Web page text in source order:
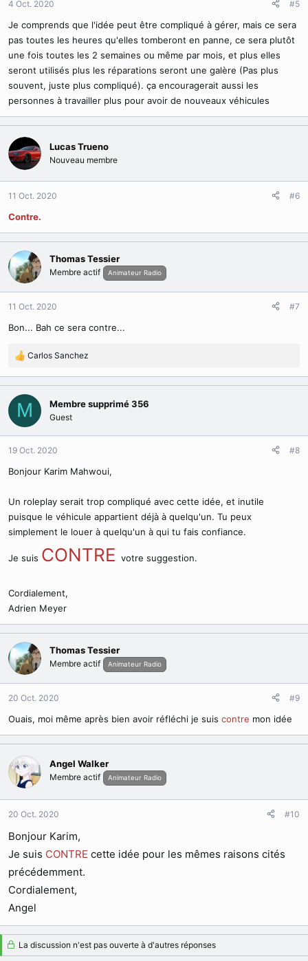
4 Oct. 2020 #5
Je comprends que l'idée peut être compliqué à gérer, mais ce sera
pas toutes les heures qu'elles tomberont en panne, ce sera plutôt
une fois toutes les 2 semaines ou même par mois, et plus elles
seront utilisés plus les réparations seront une galère (Pas plus
souvent, juste plus compliqué). ça encouragerait aussi les
personnes à travailler plus pour avoir de nouveaux véhicules
Lucas Trueno
Nouveau membre
11 Oct. 2020 #6
Contre.
Thomas Tessier
Membre actif Animateur Radio
11 Oct. 2020 #7
Bon... Bah ce sera contre...
R
a
c
i
o
n
:
Carlos Sanchez
M Membre supprimé 356
Guest
19 Oct. 2020 #8
Bonjour Karim Mahwoui,
Un roleplay serait trop compliqué avec cette idée, et inutile
puisque le véhicule appartient déjà à quelqu'un. Tu peux
simplement le louer à quelqu'un à qui tu fais confiance.
Je suis CONTRE votre suggestion.
Cordialement,
Adrien Meyer
Thomas Tessier
Membre actif Animateur Radio
20 Oct. 2020 #9
Ouais, moi même après bien avoir réfléchi je suis contre mon idée
Angel Walker
Membre actif Animateur Radio
20 Oct. 2020 #10
Bonjour Karim,
Je suis CONTRE cette idée pour les mêmes raisons cités
précédemment.
Cordialement,
Angel
La discussion n'est pas ouverte à d'autres réponses